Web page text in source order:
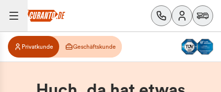
Privatkunde Geschäftskunde